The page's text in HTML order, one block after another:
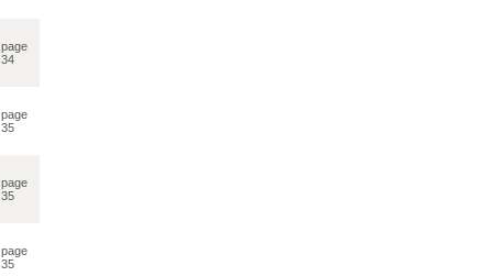
page
34
page
35
page
35
page
35